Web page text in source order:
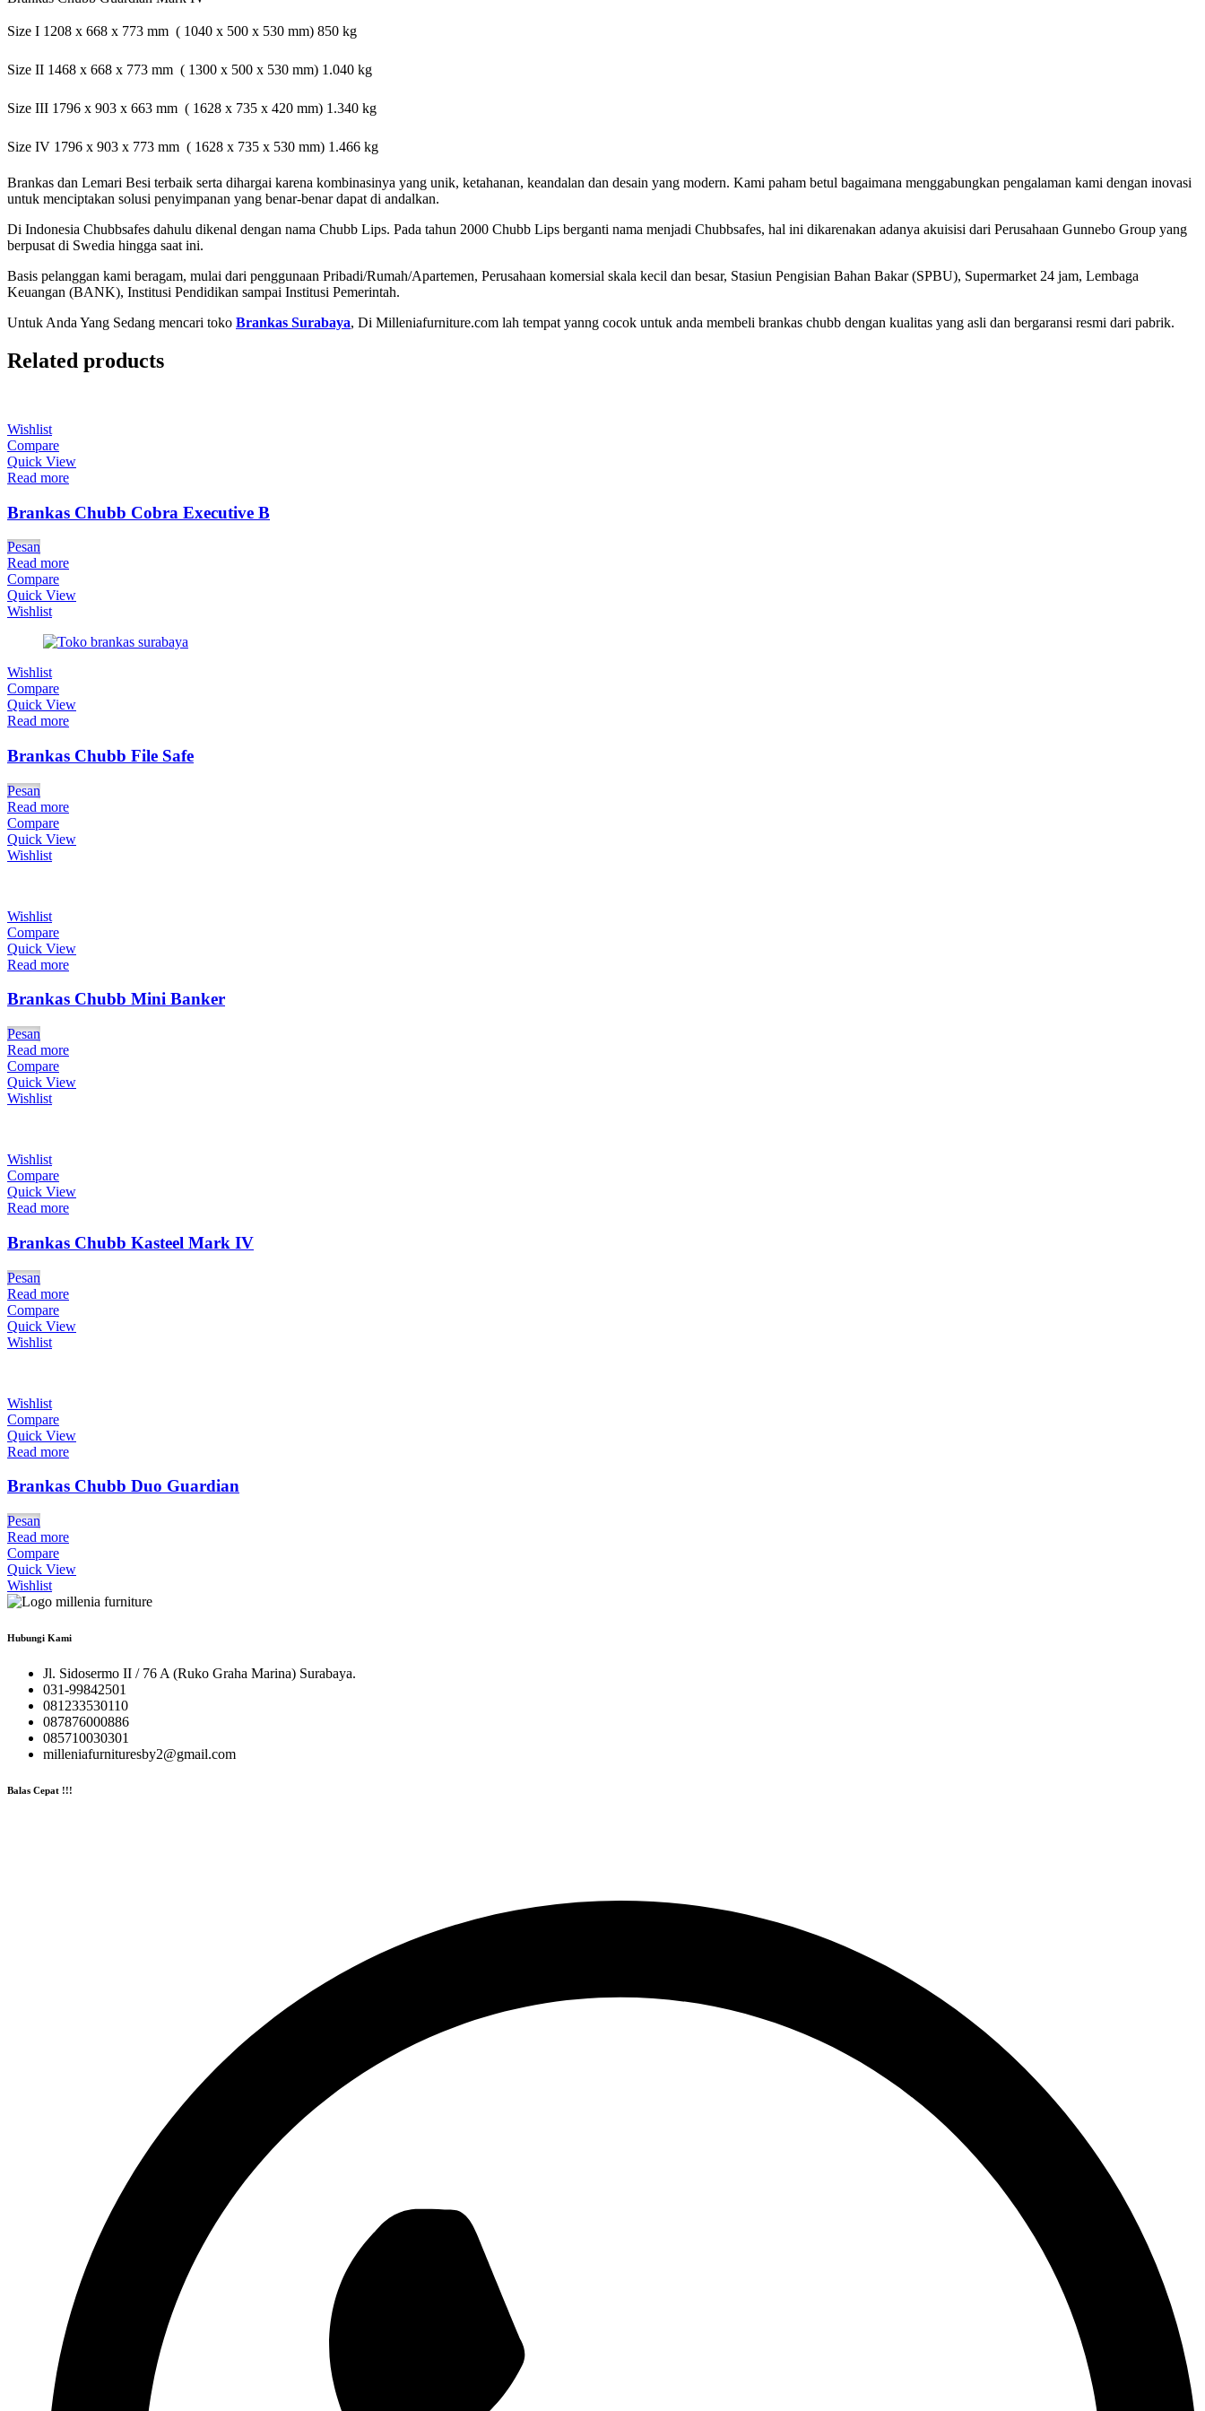
Size I 1208 x 668 x 773 mm  ( 1040 x 500 x 530 mm) 850 kg
Size II 1468 x 668 x 773 mm  ( 1300 x 500 x 530 mm) 1.040 kg
Size III 1796 x 903 x 663 mm  ( 1628 x 735 x 420 mm) 1.340 kg
Size IV 1796 x 903 x 773 mm  ( 1628 x 735 x 530 mm) 1.466 kg
Brankas dan Lemari Besi terbaik serta dihargai karena kombinasinya yang unik, ketahanan, keandalan dan desain yang modern. Kami paham betul bagaimana menggabungkan pengalaman kami dengan inovasi
untuk menciptakan solusi penyimpanan yang benar-benar dapat di andalkan.
Di Indonesia Chubbsafes dahulu dikenal dengan nama Chubb Lips. Pada tahun 2000 Chubb Lips berganti nama menjadi Chubbsafes, hal ini dikarenakan adanya akuisisi dari Perusahaan Gunnebo Group yang
berpusat di Swedia hingga saat ini.
Basis pelanggan kami beragam, mulai dari penggunaan Pribadi/Rumah/Apartemen, Perusahaan komersial skala kecil dan besar, Stasiun Pengisian Bahan Bakar (SPBU), Supermarket 24 jam, Lembaga
Keuangan (BANK), Institusi Pendidikan sampai Institusi Pemerintah.
Untuk Anda Yang Sedang mencari toko Brankas Surabaya, Di Milleniafurniture.com lah tempat yanng cocok untuk anda membeli brankas chubb dengan kualitas yang asli dan bergaransi resmi dari pabrik.
Related products
Wishlist
Compare
Quick View
Read more
Brankas Chubb Cobra Executive B
Pesan
Read more
Compare
Quick View
Wishlist
Wishlist
Compare
Quick View
Read more
Brankas Chubb File Safe
Pesan
Read more
Compare
Quick View
Wishlist
Wishlist
Compare
Quick View
Read more
Brankas Chubb Mini Banker
Pesan
Read more
Compare
Quick View
Wishlist
Wishlist
Compare
Quick View
Read more
Brankas Chubb Kasteel Mark IV
Pesan
Read more
Compare
Quick View
Wishlist
Wishlist
Compare
Quick View
Read more
Brankas Chubb Duo Guardian
Pesan
Read more
Compare
Quick View
Wishlist
Hubungi Kami
Jl. Sidosermo II / 76 A (Ruko Graha Marina) Surabaya.
031-99842501
081233530110
087876000886
085710030301
milleniafurnituresby2@gmail.com
Balas Cepat !!!